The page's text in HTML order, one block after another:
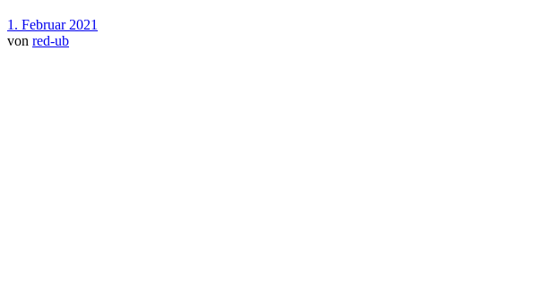
1. Februar 2021
von red-ub